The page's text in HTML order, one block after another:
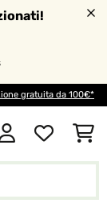
gratuita da 100€*